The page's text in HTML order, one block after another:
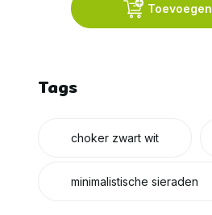
Toevoegen
Tags
choker zwart wit
minimalistische sieraden